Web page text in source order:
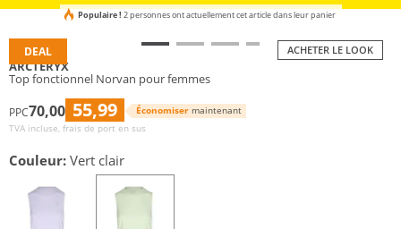
ACHETER LE LOOK
DEAL
Populaire ! 2 personnes ont actuellement cet article dans leur panier
ARCTERYX
Top fonctionnel Norvan pour femmes
PPC70,00 55,99 Économiser maintenant
TVA incluse, frais de port en sus
Couleur: Vert clair